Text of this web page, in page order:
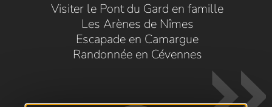
Visiter le Pont du Gard en famille
Les Arènes de Nîmes
Escapade en Camargue
Randonnée en Cévennes